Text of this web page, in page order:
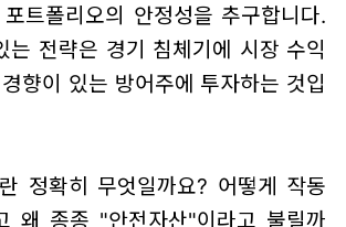
트폴리오의 안정성을 추구합니다.
는 전략은 경기 침체기에 시장 수익
향이 있는 방어주에 투자하는 것입
정확히 무엇일까요? 어떻게 작동
왜 종종 "안전자산"이라고 불릴까